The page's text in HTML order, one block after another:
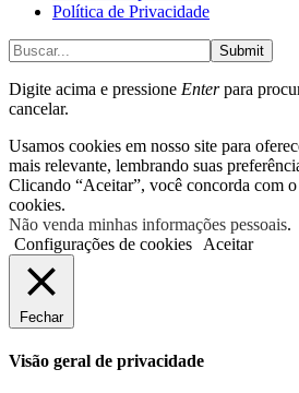
Política de Privacidade
Submit
Digite acima e pressione Enterpara
cancelar.
Usamos cookies em nosso site para
mais relevante, lembrando suas
Clicando “Aceitar”, você concorda com
cookies.
Não venda minhas informações pessoais.
Configurações de cookies
Aceitar
Fechar
Visão geral de privacidade